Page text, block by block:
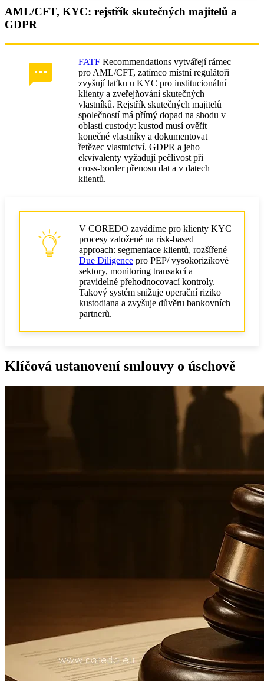
AML/CFT, KYC: rejstřík skutečných majitelů a
GDPR
FATF Recommendations vytvářejí rámec
pro AML/CFT, zatímco místní regulátoři
zvyšují laťku u KYC pro institucionální
klienty a zveřejňování skutečných
vlastníků. Rejstřík skutečných majitelů
společností má přímý dopad na shodu v
oblasti custody: kustod musí ověřit
konečné vlastníky a dokumentovat
řetězec vlastnictví. GDPR a jeho
ekvivalenty vyžadují pečlivost při
cross‑border přenosu dat a v datech
klientů.
V COREDO zavádíme pro klienty KYC
procesy založené na risk‑based
approach: segmentace klientů, rozšířené
Due Diligence pro PEP/ vysokorizikové
sektory, monitoring transakcí a
pravidelné přehodnocovací kontroly.
Takový systém snižuje operační riziko
kustodiana a zvyšuje důvěru bankovních
partnerů.
Klíčová ustanovení smlouvy o úschově